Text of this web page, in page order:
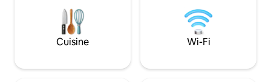
avec des fines herbes et des légumes,
ce qui est parfait pour se détendre et
profiter de la nature environnante.
Découvrez le mélange de luxe et de
escapade ultime !
Cuisine Wi-Fi